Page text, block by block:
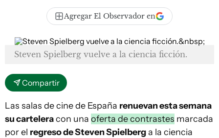
Agregar El Observador en
Steven Spielberg vuelve a la ciencia ficción.
Compartir
Las salas de cine de España renuevan esta semana
su carteleracon una oferta de contrastes marcada
por el regreso de Steven Spielberga la ciencia